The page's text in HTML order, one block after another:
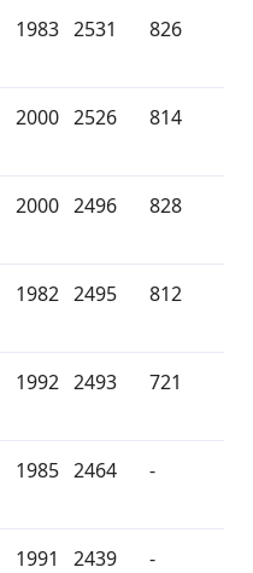
1983 2531 826
2000 2526 814
2000 2496 828
1982 2495 812
1992 2493 721
1985 2464 -
1991 2439 -